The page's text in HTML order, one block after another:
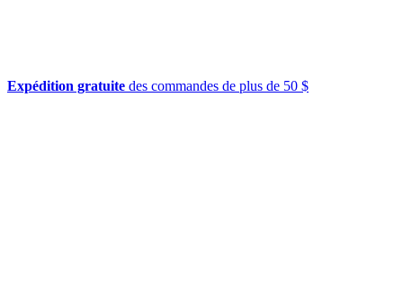
Expédition gratuite des commandes de plus de 50 $